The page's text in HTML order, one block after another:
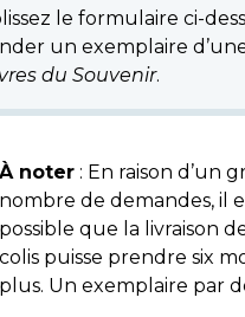
le formulaire ci-
un exemplaire
du Souvenir.
À noter : En raison d’un
nombre de demandes, il
possible que la livraison
colis puisse prendre six
plus. Un exemplaire par